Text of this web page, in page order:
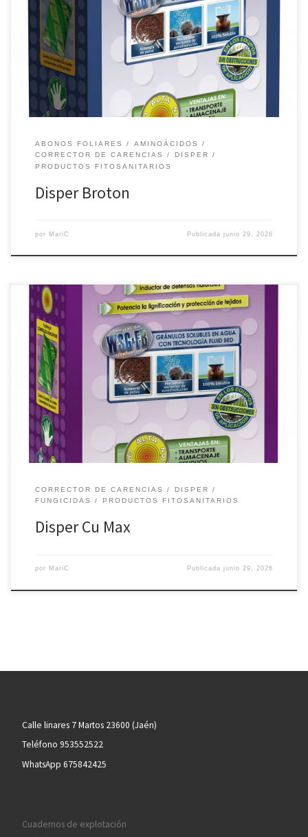
traslocación interna de nutrientes, que promueve una regulación
eficiente del crecimiento vegetal. Estimula el desarrollo del cultivo
en sus primeros estadios, así como la acumulación de reservas de
compuestos esenciales (ligninas, fitoalexinas y compuestos
fenólicos) que ayudan a la planta a superar […]
ABONOS FOLIARES
AMINOÁCIDOS
CORRECTOR DE CARENCIAS
DISPER
PRODUCTOS FITOSANITARIOS
Disper Broton
por MariC Publicadajunio 29, 2026
Producto a base de cobre complejado mediante un sistema
exclusivo que garantiza su completa solubilidad, elevada
absorción y penetración en planta tanto por vía foliar como por vía
radicular, para prevenir y corregir de manera rápida y eficaz
estados carenciales debidos a desequilibrios y/o deficiencias en
la asimilación del Cobre. […]
CORRECTOR DE CARENCIAS
DISPER
FUNGICIDAS
PRODUCTOS FITOSANITARIOS
Disper Cu Max
por MariC Publicadajunio 29, 2026
Calle linares 7 Martos 23600 (Jaén)
Teléfono 953552522
WhatsApp 675842425
Cuadernos de explotación